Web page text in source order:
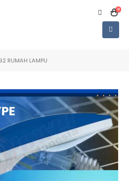
0
RUMAH LAMPU